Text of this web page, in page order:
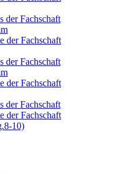
der Fachschaft
der Fachschaft
der Fachschaft
der Fachschaft
der Fachschaft
der Fachschaft
10)